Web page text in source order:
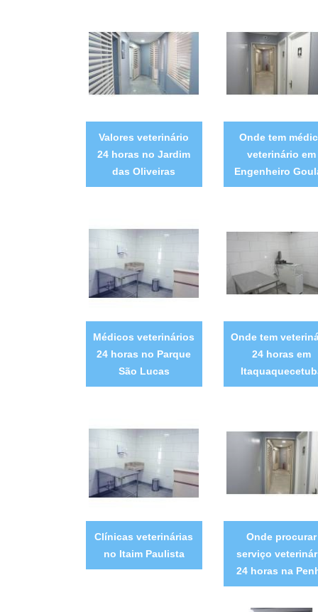
Valores veterinário
24 horas no Jardim
das Oliveiras
Onde tem
veterinário em
Engenheiro
Médicos veterinários
24 horas no Parque
São Lucas
Onde tem
24 horas em
Clínicas veterinárias
no Itaim Paulista
Onde procurar
serviço
24 horas na